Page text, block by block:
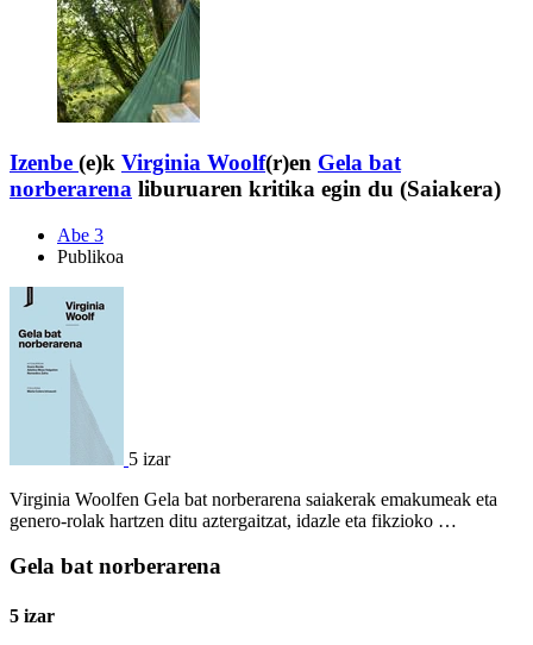
Izenbe (e)k Virginia Woolf(r)en Gela bat
norberarena liburuaren kritika egin du (Saiakera)
Abe 3
Publikoa
5 izar
Virginia Woolfen Gela bat norberarena saiakerak emakumeak eta
genero-rolak hartzen ditu aztergaitzat, idazle eta fikzioko …
Gela bat norberarena
5 izar